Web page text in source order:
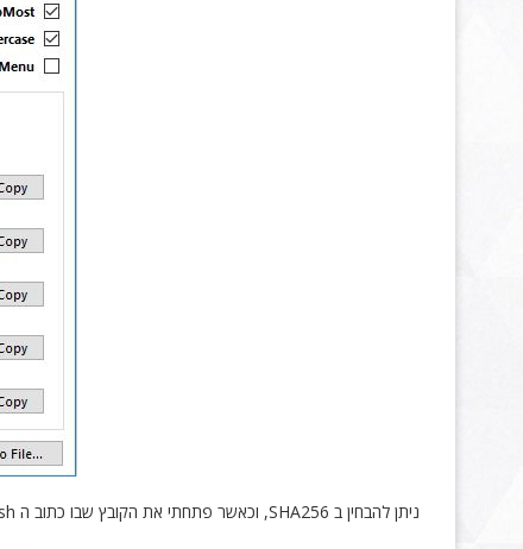
ניתן להבחין ב SHA256, וכאשר פתחתי את הקובץ שבו כתוב ה Hash של Kali ולבדוק שאף אחד לא "התעסק" עם הקובץ, ה Hash תואם